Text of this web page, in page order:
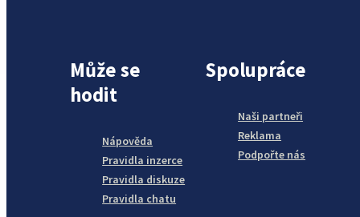
Může se
hodit
Nápověda
Pravidla inzerce
Pravidla diskuze
Pravidla chatu
Spolupráce
Naši partneři
Reklama
Podpořte nás